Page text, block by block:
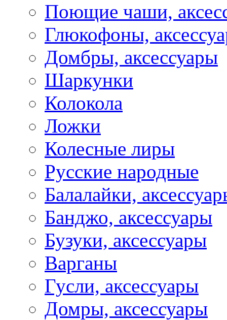
Поющие чаши,
Глюкофоны,
Домбры, аксессуары
Шаркунки
Колокола
Ложки
Колесные лиры
Русские народные
Балалайки,
Банджо, аксессуары
Бузуки, аксессуары
Варганы
Гусли, аксессуары
Домры, аксессуары